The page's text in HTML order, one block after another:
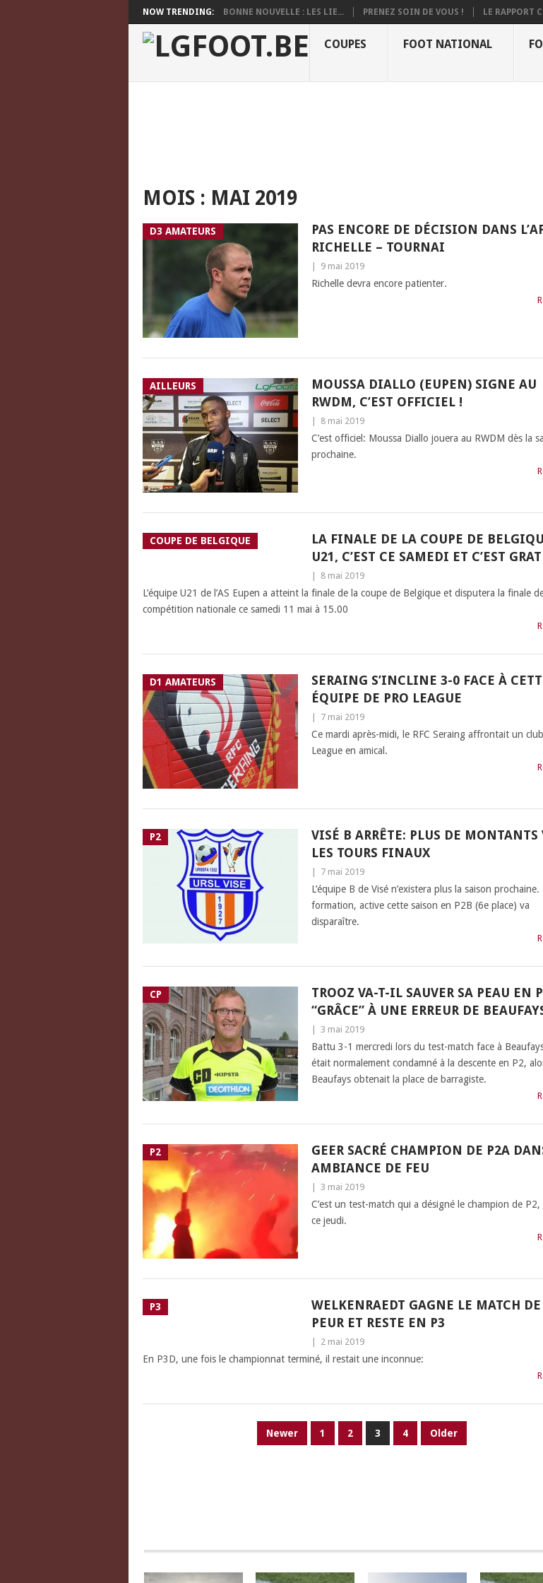
NOW TRENDING: BONNE NOUVELLE : LES LIE... PRENEZ SOIN DE VOUS ! LE RAPPORT
COUPES FOOT NATIONAL
MOIS : MAI 2019
D3 AMATEURS
PAS ENCORE DE DÉCISION DANS
RICHELLE – TOURNAI
9 mai 2019
Richelle devra encore patienter.
AILLEURS
MOUSSA DIALLO (EUPEN) SIGNE AU
RWDM, C’EST OFFICIEL !
8 mai 2019
C’est officiel: Moussa Diallo jouera au RWDM dès la
prochaine.
COUPE DE BELGIQUE
LA FINALE DE LA COUPE DE
U21, C’EST CE SAMEDI ET C’EST
8 mai 2019
L’équipe U21 de l’AS Eupen a atteint la finale de la coupe de Belgique et disputera la finale
compétition nationale ce samedi 11 mai à 15.00
D1 AMATEURS
SERAING S’INCLINE 3-0 FACE À
ÉQUIPE DE PRO LEAGUE
7 mai 2019
Ce mardi après-midi, le RFC Seraing affrontait un
League en amical.
P2
VISÉ B ARRÊTE: PLUS DE MONTANTS
LES TOURS FINAUX
7 mai 2019
L’équipe B de Visé n’existera plus la saison prochaine.
formation, active cette saison en P2B (6e place) va
disparaître.
CP
TROOZ VA-T-IL SAUVER SA PEAU EN
“GRÂCE” À UNE ERREUR DE
3 mai 2019
Battu 3-1 mercredi lors du test-match face à
était normalement condamné à la descente en P2,
Beaufays obtenait la place de barragiste.
P2
GEER SACRÉ CHAMPION DE P2A
AMBIANCE DE FEU
3 mai 2019
C’est un test-match qui a désigné le champion de P2,
ce jeudi.
P3
WELKENRAEDT GAGNE LE MATCH
PEUR ET RESTE EN P3
2 mai 2019
En P3D, une fois le championnat terminé, il restait une inconnue:
Newer 1 2 3 4 Older